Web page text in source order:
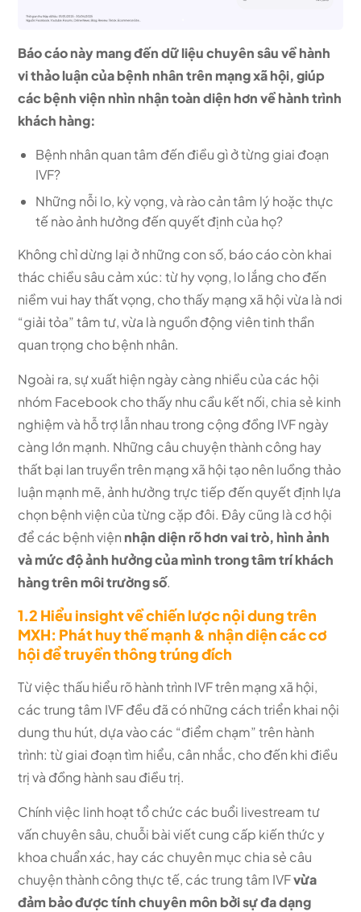
Báo cáo này mang đến dữ liệu chuyên sâu về hành
vi thảo luận của bệnh nhân trên mạng xã hội, giúp
các bệnh viện nhìn nhận toàn diện hơn về hành trình
khách hàng:
Bệnh nhân quan tâm đến điều gì ở từng giai đoạn
IVF?
Những nỗi lo, kỳ vọng, và rào cản tâm lý hoặc thực
tế nào ảnh hưởng đến quyết định của họ?
Không chỉ dừng lại ở những con số, báo cáo còn khai
thác chiều sâu cảm xúc: từ hy vọng, lo lắng cho đến
niềm vui hay thất vọng, cho thấy mạng xã hội vừa là nơi
“giải tỏa” tâm tư, vừa là nguồn động viên tinh thần
quan trọng cho bệnh nhân.
Ngoài ra, sự xuất hiện ngày càng nhiều của các hội
nhóm Facebook cho thấy nhu cầu kết nối, chia sẻ kinh
nghiệm và hỗ trợ lẫn nhau trong cộng đồng IVF ngày
càng lớn mạnh. Những câu chuyện thành công hay
thất bại lan truyền trên mạng xã hội tạo nên luồng thảo
luận mạnh mẽ, ảnh hưởng trực tiếp đến quyết định lựa
chọn bệnh viện của từng cặp đôi. Đây cũng là cơ hội
để các bệnh viện nhận diện rõ hơn vai trò, hình ảnh
và mức độ ảnh hưởng của mình trong tâm trí khách
hàng trên môi trường số.
1.2 Hiểu insight về chiến lược nội dung trên
MXH: Phát huy thế mạnh & nhận diện các cơ
hội để truyền thông trúng đích
Từ việc thấu hiểu rõ hành trình IVF trên mạng xã hội,
các trung tâm IVF đều đã có những cách triển khai nội
dung thu hút, dựa vào các “điểm chạm” trên hành
trình: từ giai đoạn tìm hiểu, cân nhắc, cho đến khi điều
trị và đồng hành sau điều trị.
Chính việc linh hoạt tổ chức các buổi livestream tư
vấn chuyên sâu, chuỗi bài viết cung cấp kiến thức y
khoa chuẩn xác, hay các chuyên mục chia sẻ câu
chuyện thành công thực tế, các trung tâm IVFvừa
đảm bảo được tính chuyên môn bởi sự đa dạng